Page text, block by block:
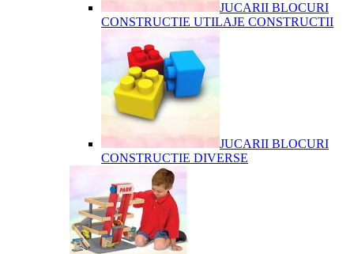
JUCARII BLOCURI
CONSTRUCTIE UTILAJE CONSTRUCTII
JUCARII BLOCURI
CONSTRUCTIE DIVERSE